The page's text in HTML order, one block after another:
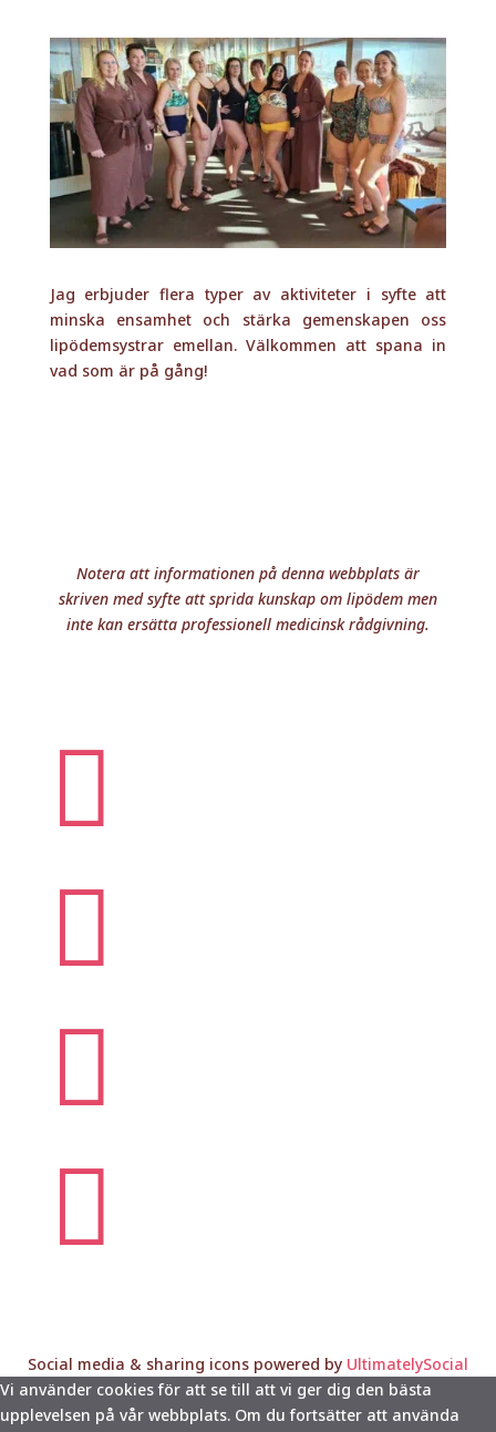
Jag erbjuder flera typer av aktiviteter i syfte att
minska ensamhet och stärka gemenskapen oss
lipödemsystrar emellan. Välkommen att spana in
vad som är på gång!
Notera att informationen på denna webbplats är
skriven med syfte att sprida kunskap om lipödem men
inte kan ersätta professionell medicinsk rådgivning.




Social media & sharing icons powered by UltimatelySocial
Vi använder cookies för att se till att vi ger dig den bästa
upplevelsen på vår webbplats. Om du fortsätter att använda